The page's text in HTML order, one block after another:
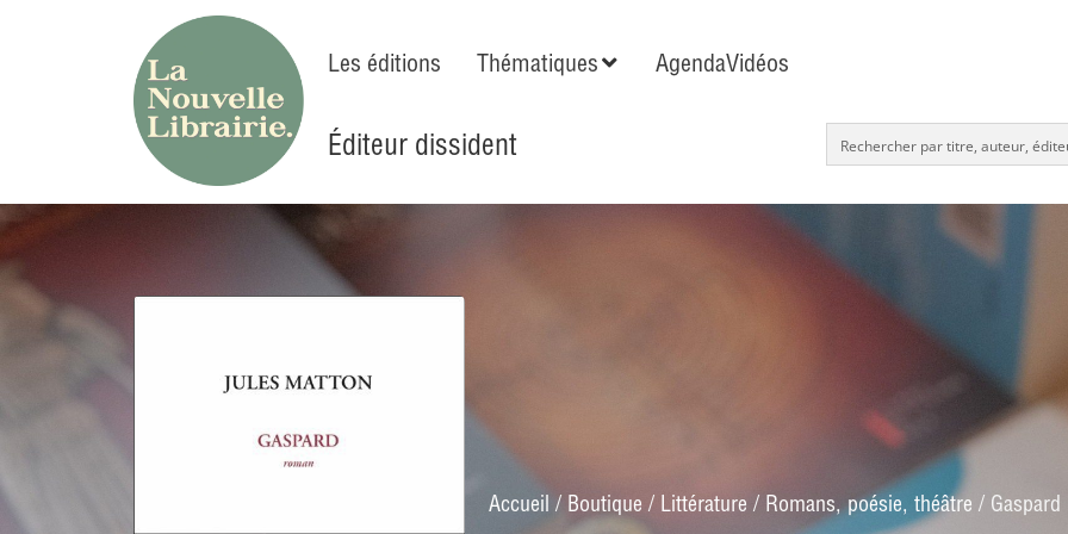
Les éditions Thématiques AgendaVidéos
Éditeur dissident
Accueil / Boutique / Littérature / Romans, poésie, théâtre / Gaspard